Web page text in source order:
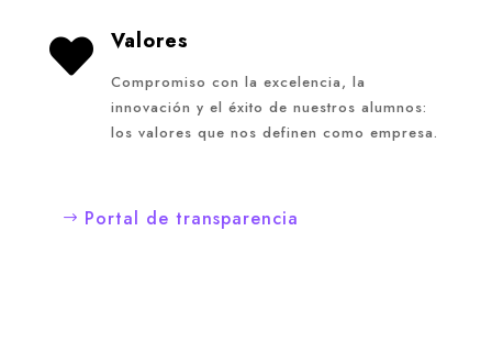
 Valores
Compromiso con la excelencia, la
innovación y el éxito de nuestros alumnos:
los valores que nos definen como empresa.
Portal de transparencia